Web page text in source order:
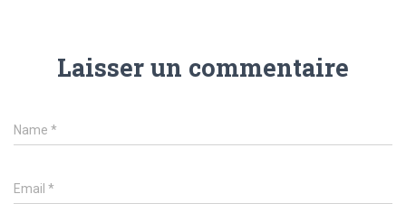
Laisser un commentaire
Name *
Email *